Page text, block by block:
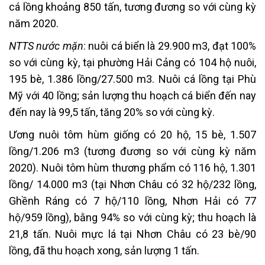
cá lồng khoảng 850 tấn, tương đương so với cùng kỳ
năm 2020.
NTTS nước mặn: nuôi cá biển là 29.900 m3, đạt 100%
so với cùng kỳ, tại phường Hải Cảng có 104 hộ nuôi,
195 bè, 1.386 lồng/27.500 m3. Nuôi cá lồng tại Phù
Mỹ với 40 lồng; sản lượng thu hoạch cá biển đến nay
đến nay là 99,5 tấn, tăng 20% so với cùng kỳ.
Ương nuôi tôm hùm giống có 20 hộ, 15 bè, 1.507
lồng/1.206 m3 (tương đương so với cùng kỳ năm
2020). Nuôi tôm hùm thương phẩm có 116 hộ, 1.301
lồng/ 14.000 m3 (tại Nhơn Châu có 32 hộ/232 lồng,
Ghềnh Ráng có 7 hộ/110 lồng, Nhơn Hải có 77
hộ/959 lồng), bằng 94% so với cùng kỳ; thu hoạch là
21,8 tấn. Nuôi mực lá tại Nhơn Châu có 23 bè/90
lồng, đã thu hoạch xong, sản lượng 1 tấn.